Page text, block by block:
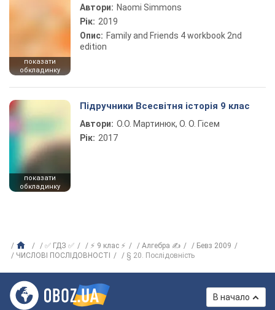
показати
обкладинку
Автори: Naomi Simmons
Рік: 2019
Опис: Family and Friends 4 workbook 2nd
edition
показати
обкладинку
Підручники Всесвітня історія 9 клас
Автори: О.О. Мартинюк, О. О. Гісем
Рік: 2017
✅ ГДЗ ✅ ⚡ 9 клас ⚡ Алгебра ✍
Бевз 2009
ЧИСЛОВІ ПОСЛІДОВНОСТІ
§ 20. Послідовність
В начало